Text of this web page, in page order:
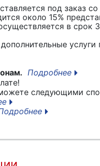
под заказ
около 15%
в срок
Подробнее
следующими